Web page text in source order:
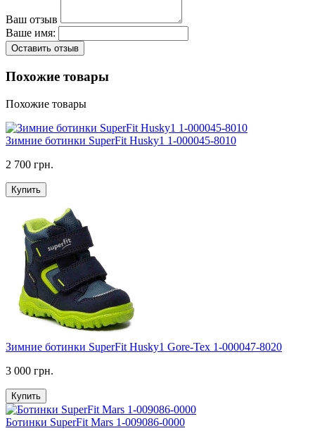
Ваш отзыв
Ваше имя:
Оставить отзыв
Похожие товары
Похожие товары
Зимние ботинки SuperFit Husky1 1-000045-8010
2 700 грн.
Купить
Зимние ботинки SuperFit Husky1 Gore-Tex 1-000047-8020
3 000 грн.
Купить
Ботинки SuperFit Mars 1-009086-0000